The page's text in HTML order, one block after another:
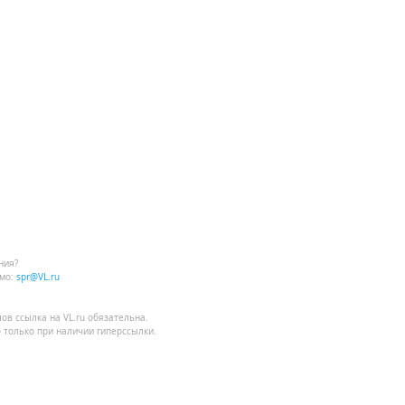
spr@VL.ru
ссылка на VL.ru обязательна.
при наличии гиперссылки.